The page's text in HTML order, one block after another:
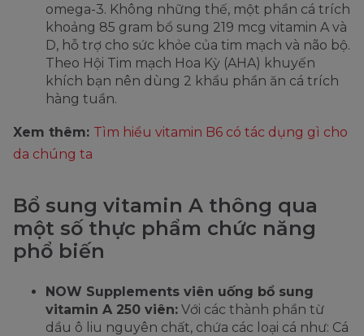
omega-3. Không những thế, một phần cá trích
khoảng 85 gram bổ sung 219 mcg vitamin A và
D, hỗ trợ cho sức khỏe của tim mạch và não bộ.
Theo Hội Tim mạch Hoa Kỳ (AHA) khuyến
khích bạn nên dùng 2 khẩu phần ăn cá trích
hàng tuần.
Xem thêm: Tìm hiểu vitamin B6 có tác dụng gì cho
da chúng ta
Bổ sung vitamin A thông qua
một số thực phẩm chức năng
phổ biến
NOW Supplements viên uống bổ sung
vitamin A 250 viên: Với các thành phần từ
dầu ô liu nguyên chất, chứa các loại cá như: Cá